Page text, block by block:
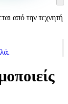
από την τεχνητή